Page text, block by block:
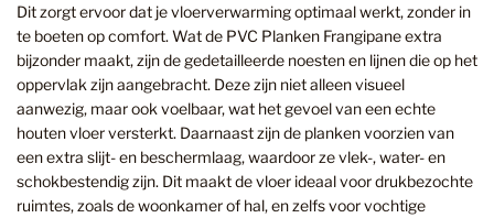
Dit zorgt ervoor dat je vloerverwarming optimaal werkt, zonder in
te boeten op comfort. Wat de PVC Planken Frangipane extra
bijzonder maakt, zijn de gedetailleerde noesten en lijnen die op het
oppervlak zijn aangebracht. Deze zijn niet alleen visueel
aanwezig, maar ook voelbaar, wat het gevoel van een echte
houten vloer versterkt. Daarnaast zijn de planken voorzien van
een extra slijt- en beschermlaag, waardoor ze vlek-, water- en
schokbestendig zijn. Dit maakt de vloer ideaal voor drukbezochte
ruimtes, zoals de woonkamer of hal, en zelfs voor vochtige